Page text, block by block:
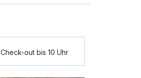
Check-out bis 10 Uhr